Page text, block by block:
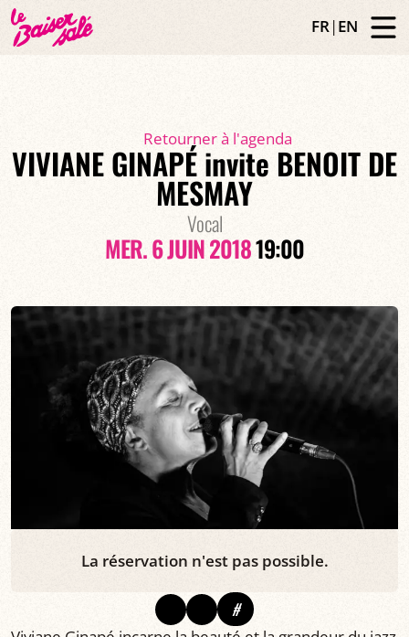
FR|EN
Retourner à l'agenda
VIVIANE GINAPÉ invite BENOIT DE
MESMAY
Vocal
MER. 6 JUIN 201819:00
La réservation n'est pas possible.
#